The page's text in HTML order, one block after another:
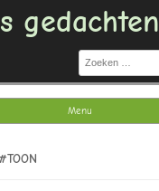
gedachten
Zoeken
naar:
Menu